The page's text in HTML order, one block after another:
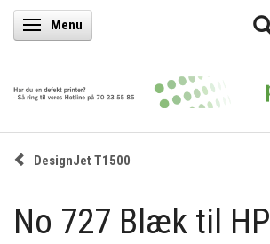
Skifte navigation
Menu
DesignJet T1500
No 727 Blæk til HP